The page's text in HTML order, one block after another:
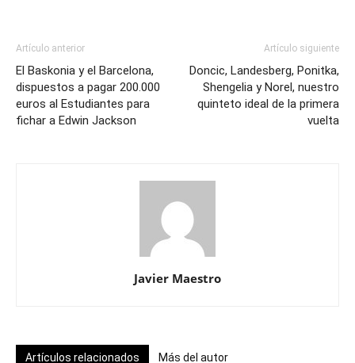
Artículo anterior
El Baskonia y el Barcelona,
dispuestos a pagar 200.000
euros al Estudiantes para
fichar a Edwin Jackson
Artículo siguiente
Doncic, Landesberg, Ponitka,
Shengelia y Norel, nuestro
quinteto ideal de la primera
vuelta
Javier Maestro
Artículos relacionados Más del autor